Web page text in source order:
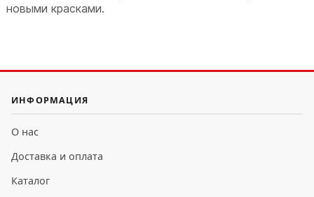
новыми красками.
ИНФОРМАЦИЯ
О нас
Доставка и оплата
Каталог